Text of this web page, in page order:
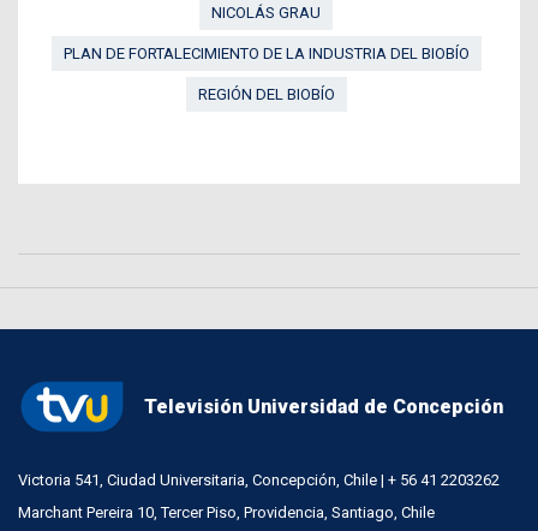
NICOLÁS GRAU
PLAN DE FORTALECIMIENTO DE LA INDUSTRIA DEL BIOBÍO
REGIÓN DEL BIOBÍO
Televisión Universidad de Concepción
Victoria 541, Ciudad Universitaria, Concepción, Chile | + 56 41 2203262
Marchant Pereira 10, Tercer Piso, Providencia, Santiago, Chile